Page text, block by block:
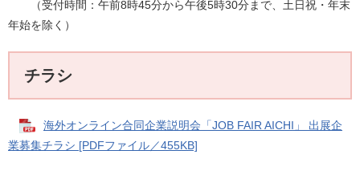
（受付時間：午前8時45分から午後5時30分まで、土日祝・年末
年始を除く）
チラシ
海外オンライン合同企業説明会「JOB FAIR AICHI」 出展企
業募集チラシ [PDFファイル／455KB]